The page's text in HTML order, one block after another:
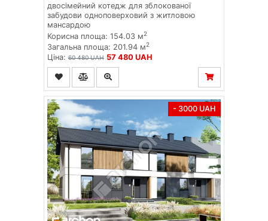
двосімейний котедж для зблокованої
забудови одноповерховий з житловою
мансардою
Корисна площа: 154.03 м2
Загальна площа: 201.94 м2
Ціна: 60 480 UAH 57 480 UAH
- 3000 UAH